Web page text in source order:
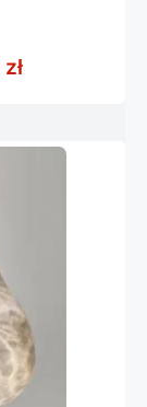
złZakres cen: